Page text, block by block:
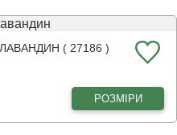
( 27186 )
РОЗМІРИ